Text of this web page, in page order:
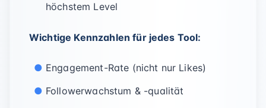
höchstem Level
Wichtige Kennzahlen für jedes Tool:
Engagement-Rate (nicht nur Likes)
Followerwachstum & -qualität